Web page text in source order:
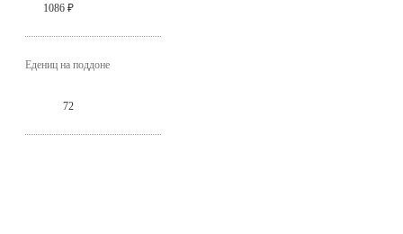
1086 ₽
Едениц на поддоне
72